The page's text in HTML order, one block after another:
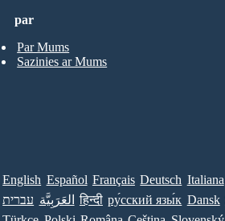
par
Par Mums
Sazinies ar Mums
English Español Français Deutsch Italiana
עברית العَرَبِيَّة हिन्दी ру́сский язы́к Dansk